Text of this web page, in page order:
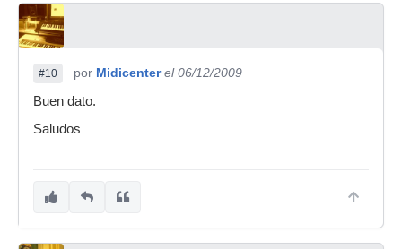
#10 por Midicenter el 06/12/2009
Buen dato.
Saludos